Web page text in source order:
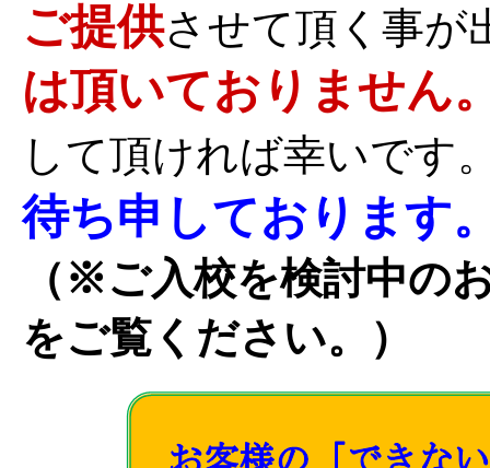
ご提供させて頂く事が
は頂いておりません
して頂ければ幸いです
待ち申しております
（※ご入校を検討中の
をご覧ください。）